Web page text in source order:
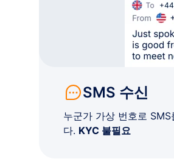
SMS 수신
누군가 가상 번호로
다. KYC 불필요